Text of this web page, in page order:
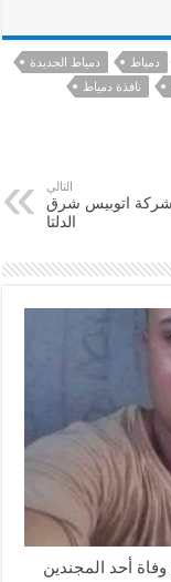
دمياط
دمياط الجديدة
نافذة دمياط
التالي
اتوبيس شرق
الدلتا
أحد المجندين